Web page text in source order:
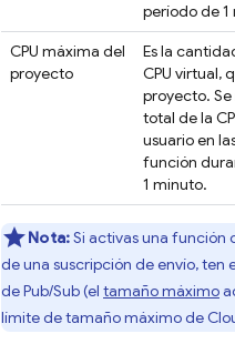
período de 1
CPU máxima del
proyecto
Es la
CPU virtual,
proyecto.
total de la
usuario en
función
1 minuto.
Nota:Si activas una función
de una suscripción de envío, ten
dePub/Sub(el tamaño máximo
límite de tamaño máximo de